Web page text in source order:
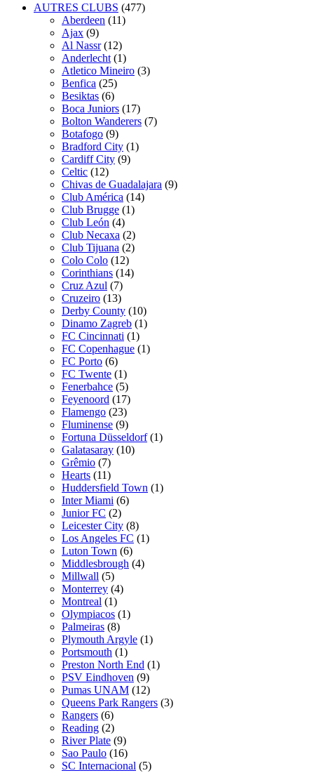
AUTRES CLUBS (477)
Aberdeen (11)
Ajax (9)
Al Nassr (12)
Anderlecht (1)
Atletico Mineiro (3)
Benfica (25)
Besiktas (6)
Boca Juniors (17)
Bolton Wanderers (7)
Botafogo (9)
Bradford City (1)
Cardiff City (9)
Celtic (12)
Chivas de Guadalajara (9)
Club América (14)
Club Brugge (1)
Club León (4)
Club Necaxa (2)
Club Tijuana (2)
Colo Colo (12)
Corinthians (14)
Cruz Azul (7)
Cruzeiro (13)
Derby County (10)
Dinamo Zagreb (1)
FC Cincinnati (1)
FC Copenhague (1)
FC Porto (6)
FC Twente (1)
Fenerbahce (5)
Feyenoord (17)
Flamengo (23)
Fluminense (9)
Fortuna Düsseldorf (1)
Galatasaray (10)
Grêmio (7)
Hearts (11)
Huddersfield Town (1)
Inter Miami (6)
Junior FC (2)
Leicester City (8)
Los Angeles FC (1)
Luton Town (6)
Middlesbrough (4)
Millwall (5)
Monterrey (4)
Montreal (1)
Olympiacos (1)
Palmeiras (8)
Plymouth Argyle (1)
Portsmouth (1)
Preston North End (1)
PSV Eindhoven (9)
Pumas UNAM (12)
Queens Park Rangers (3)
Rangers (6)
Reading (2)
River Plate (9)
Sao Paulo (16)
SC Internacional (5)